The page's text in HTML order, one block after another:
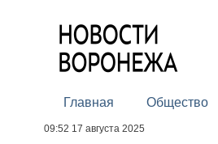
Главная Общество
09:52 17 августа 2025